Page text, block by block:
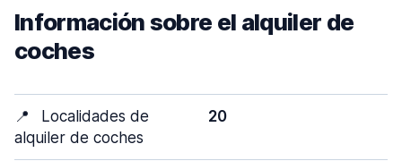
Información sobre el alquiler de
coches
📍
Localidades de
alquiler de coches
20